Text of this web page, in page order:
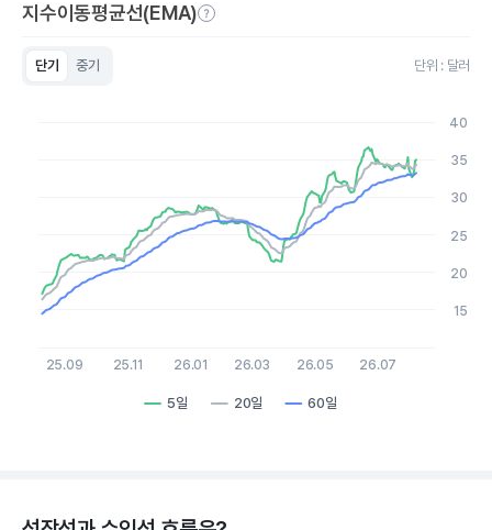
지수이동평균선(EMA)
단기 중기 단위 : 달러
The chart has 1 X axis displaying Time. Data ranges from
The chart has 1 Y axis displaying values. Data ranges from
5일 20일 60일
25.09 25.11 26.01 26.03 26.05 26.07
15
20
25
30
35
40